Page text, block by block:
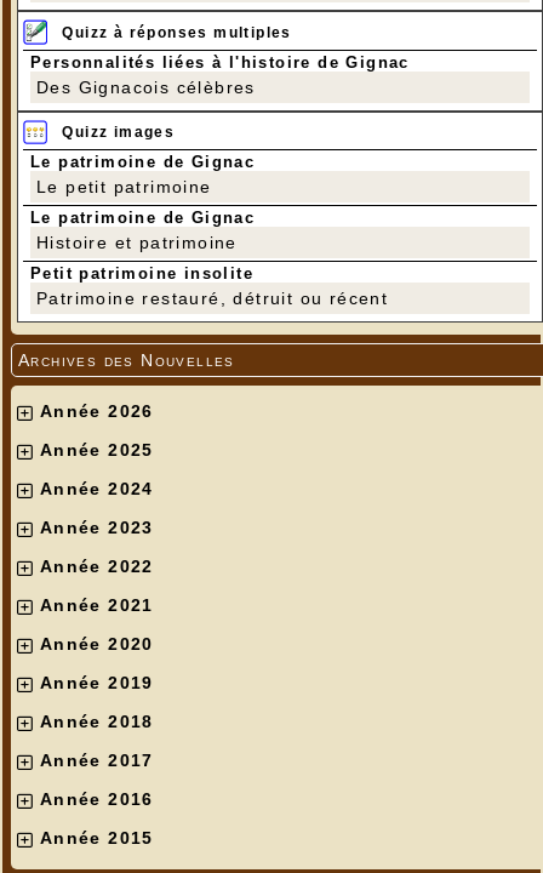
Quizz à réponses multiples
Personnalités liées à l'histoire de Gignac
Des Gignacois célèbres
Quizz images
Le patrimoine de Gignac
Le petit patrimoine
Le patrimoine de Gignac
Histoire et patrimoine
Petit patrimoine insolite
Patrimoine restauré, détruit ou récent
Archives des Nouvelles
Année 2026
Année 2025
Année 2024
Année 2023
Année 2022
Année 2021
Année 2020
Année 2019
Année 2018
Année 2017
Année 2016
Année 2015